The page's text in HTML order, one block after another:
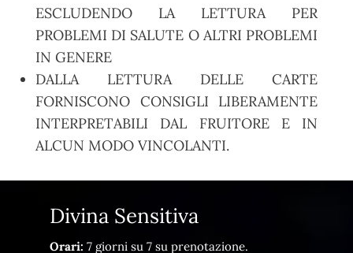
ESCLUDENDO LA LETTURA PER
PROBLEMI DI SALUTE O ALTRI PROBLEMI
IN GENERE
DALLA LETTURA DELLE CARTE
FORNISCONO CONSIGLI LIBERAMENTE
INTERPRETABILI DAL FRUITORE E IN
ALCUN MODO VINCOLANTI.
Divina Sensitiva
Orari: 7 giorni su 7 su prenotazione.